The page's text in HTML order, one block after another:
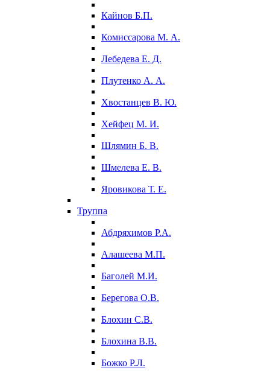
Кайнов Б.П.
Комиссарова М. А.
Лебедева Е. Д.
Плутенко А. А.
Хвостанцев В. Ю.
Хейфец М. И.
Шлямин Б. В.
Шмелева Е. В.
Яровикова Т. Е.
Труппа
Абдряхимов Р.А.
Алашеева М.П.
Баголей М.И.
Берегова О.В.
Блохин С.В.
Блохина В.В.
Божко Р.Л.